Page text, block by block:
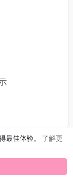
最佳体验。 了解更